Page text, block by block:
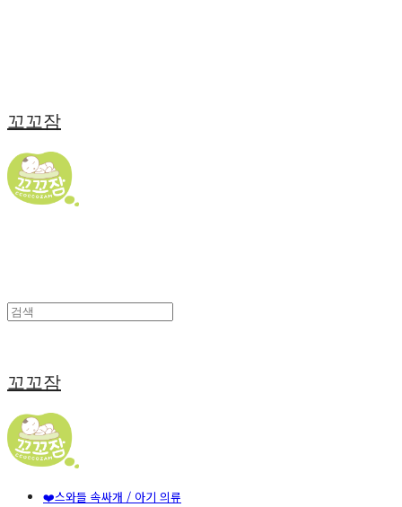
꼬꼬잠
꼬꼬잠
❤️스와들 속싸개 / 아기 의류